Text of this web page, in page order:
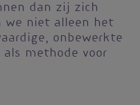
dan zij zich
we niet alleen het
onbewerkte
als methode voor